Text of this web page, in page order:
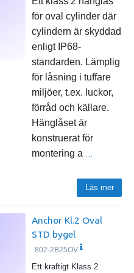
för oval cylinder där
cylindern är skyddad
enligt IP68-
standarden. Lämplig
för låsning i tuffare
miljöer, t.ex. luckor,
förråd och källare.
Hänglåset är
konstruerat för
montering a
Läs mer
Anchor Kl.2 Oval
STD bygel
802-2B25OV
Ett kraftigt Klass 2